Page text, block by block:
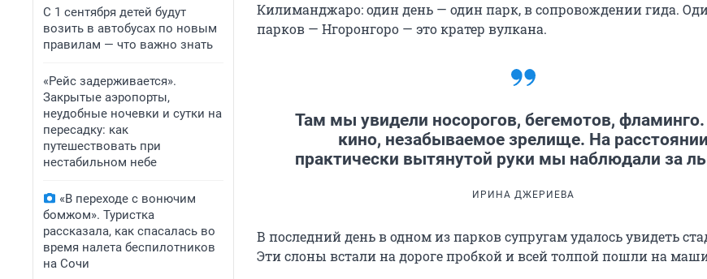
С 1 сентября детей будут
возить в автобусах по новым
правилам — что важно знать
«Рейс задерживается».
Закрытые аэропорты,
неудобные ночевки и сутки на
пересадку: как
путешествовать при
нестабильном небе
«В переходе с вонючим
бомжом». Туристка
рассказала, как спасалась во
время налета беспилотников
на Сочи
Килиманджаро: один день — один парк, в сопровождении гида.
парков — Нгоронгоро — это кратер вулкана.
Там мы увидели носорогов, бегемотов,
кино, незабываемое зрелище. На расстоянии
практически вытянутой руки мы наблюдали за
ИРИНА ДЖЕРИЕВА
В последний день в одном из парков супругам удалось увидеть
Эти слоны встали на дороге пробкой и всей толпой пошли на